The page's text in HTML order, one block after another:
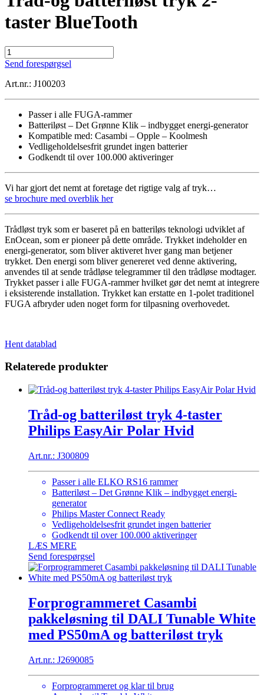
taster BlueTooth
Tråd-
og
tryk
BlueTooth
antal
Send forespørgsel
Art.nr.: J100203
Passer i alle FUGA-rammer
Batteriløst – Det Grønne Klik – indbygget energi-generator
Kompatible med: Casambi – Opple – Koolmesh
Vedligeholdelsesfrit grundet ingen batterier
Godkendt til over 100.000 aktiveringer
Vi har gjort det nemt at foretage det rigtige valg af tryk…
se brochure med overblik her
Trådløst tryk som er baseret på en batteriløs teknologi udviklet af
EnOcean, som er pioneer på dette område. Trykket indeholder en
energi-generator, som bliver aktiveret hver gang man betjener
trykket. Den energi som bliver genereret ved denne aktivering,
anvendes til at sende trådløse telegrammer til den trådløse modtager.
Trykket passer i alle FUGA-rammer hvilket gør det nemt at integrere
i eksisterende installation. Trykket kan erstatte en 1-polet traditionel
FUGA afbryder uden noget form for tilpasning overhovedet.
Hent datablad
Relaterede produkter
Tråd-og batteriløst tryk 4-taster
Philips EasyAir Polar Hvid
Art.nr.: J300809
Passer i alle ELKO RS16 rammer
Batteriløst – Det Grønne Klik – indbygget energi-
generator
Philips Master Connect Ready
Vedligeholdelsesfrit grundet ingen batterier
Godkendt til over 100.000 aktiveringer
LÆS MERE
Send forespørgsel
Forprogrammeret Casambi
pakkeløsning til DALI Tunable White
med PS50mA og batteriløst tryk
Art.nr.: J2690085
Forprogrammeret og klar til brug